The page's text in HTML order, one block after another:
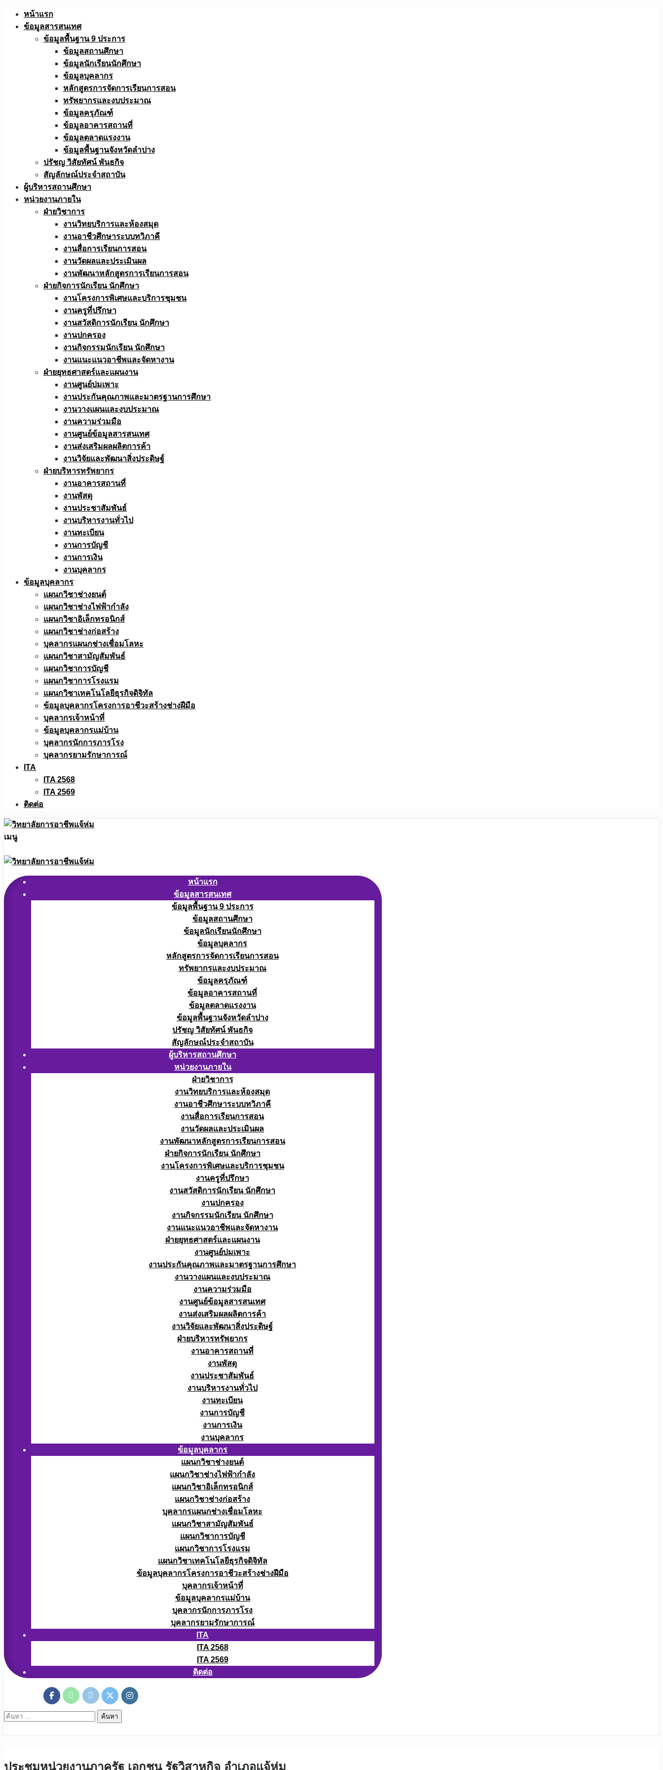
Skip
หน้าแรก
ข้อมูลสารสนเทศ
ข้อมูลพื้นฐาน 9 ประการ
ข้อมูลสถานศึกษา
ข้อมูลนักเรียนนักศึกษา
ข้อมูลบุคลากร
หลักสูตรการจัดการเรียนการสอน
ทรัพยากรและงบประมาณ
ข้อมูลครุภัณฑ์
ข้อมูลอาคารสถานที่
ข้อมูลตลาดแรงงาน
ข้อมูลพื้นฐานจังหวัดลำปาง
ปรัชญ วิสัยทัศน์ พันธกิจ
สัญลักษณ์ประจำสถาบัน
ผู้บริหารสถานศึกษา
หน่วยงานภายใน
ฝ่ายวิชาการ
งานวิทยบริการและห้องสมุด
งานอาชีวศึกษาระบบทวิภาคี
งานสื่อการเรียนการสอน
งานวัดผลและประเมินผล
งานพัฒนาหลักสูตรการเรียนการสอน
ฝ่ายกิจการนักเรียน นักศึกษา
งานโครงการพิเศษและบริการชุมชน
งานครูที่ปรึกษา
งานสวัสดิการนักเรียน นักศึกษา
งานปกครอง
งานกิจกรรมนักเรียน นักศึกษา
งานแนะแนวอาชีพและจัดหางาน
ฝ่ายยุทธศาสตร์และแผนงาน
งานศูนย์บ่มเพาะ
งานประกันคุณภาพและมาตรฐานการศึกษา
งานวางแผนและงบประมาณ
งานความร่วมมือ
งานศูนย์ข้อมูลสารสนเทศ
งานส่งเสริมผลผลิตการค้า
งานวิจัยและพัฒนาสิ่งประดิษฐ์
ฝ่ายบริหารทรัพยากร
งานอาคารสถานที่
งานพัสดุ
งานประชาสัมพันธ์
งานบริหารงานทั่วไป
งานทะเบียน
งานการบัญชี
งานการเงิน
งานบุคลากร
ข้อมูลบุคลากร
แผนกวิชาช่างยนต์
แผนกวิชาช่างไฟฟ้ากำลัง
แผนกวิชาอิเล็กทรอนิกส์
แผนกวิชาช่างก่อสร้าง
บุคลากรแผนกช่างเชื่อมโลหะ
แผนกวิชาสามัญสัมพันธ์
แผนกวิชาการบัญชี
แผนกวิชาการโรงแรม
แผนกวิชาเทคโนโลยีธุรกิจดิจิทัล
ข้อมูลบุคลากรโครงการอาชีวะสร้างช่างฝีมือ
บุคลากรเจ้าหน้าที่
ข้อมูลบุคลากรแม่บ้าน
บุคลากรนักการภารโรง
บุคลากรยามรักษาการณ์
ITA
ITA 2568
ITA 2569
ติดต่อ
เมนู
หน้าแรก
ข้อมูลสารสนเทศ
ข้อมูลพื้นฐาน 9 ประการ
ข้อมูลสถานศึกษา
ข้อมูลนักเรียนนักศึกษา
ข้อมูลบุคลากร
หลักสูตรการจัดการเรียนการสอน
ทรัพยากรและงบประมาณ
ข้อมูลครุภัณฑ์
ข้อมูลอาคารสถานที่
ข้อมูลตลาดแรงงาน
ข้อมูลพื้นฐานจังหวัดลำปาง
ปรัชญ วิสัยทัศน์ พันธกิจ
สัญลักษณ์ประจำสถาบัน
ผู้บริหารสถานศึกษา
หน่วยงานภายใน
ฝ่ายวิชาการ
งานวิทยบริการและห้องสมุด
งานอาชีวศึกษาระบบทวิภาคี
งานสื่อการเรียนการสอน
งานวัดผลและประเมินผล
งานพัฒนาหลักสูตรการเรียนการสอน
ฝ่ายกิจการนักเรียน นักศึกษา
งานโครงการพิเศษและบริการชุมชน
งานครูที่ปรึกษา
งานสวัสดิการนักเรียน นักศึกษา
งานปกครอง
งานกิจกรรมนักเรียน นักศึกษา
งานแนะแนวอาชีพและจัดหางาน
ฝ่ายยุทธศาสตร์และแผนงาน
งานศูนย์บ่มเพาะ
งานประกันคุณภาพและมาตรฐานการศึกษา
งานวางแผนและงบประมาณ
งานความร่วมมือ
งานศูนย์ข้อมูลสารสนเทศ
งานส่งเสริมผลผลิตการค้า
งานวิจัยและพัฒนาสิ่งประดิษฐ์
ฝ่ายบริหารทรัพยากร
งานอาคารสถานที่
งานพัสดุ
งานประชาสัมพันธ์
งานบริหารงานทั่วไป
งานทะเบียน
งานการบัญชี
งานการเงิน
งานบุคลากร
ข้อมูลบุคลากร
แผนกวิชาช่างยนต์
แผนกวิชาช่างไฟฟ้ากำลัง
แผนกวิชาอิเล็กทรอนิกส์
แผนกวิชาช่างก่อสร้าง
บุคลากรแผนกช่างเชื่อมโลหะ
แผนกวิชาสามัญสัมพันธ์
แผนกวิชาการบัญชี
แผนกวิชาการโรงแรม
แผนกวิชาเทคโนโลยีธุรกิจดิจิทัล
ข้อมูลบุคลากรโครงการอาชีวะสร้างช่างฝีมือ
บุคลากรเจ้าหน้าที่
ข้อมูลบุคลากรแม่บ้าน
บุคลากรนักการภารโรง
บุคลากรยามรักษาการณ์
ITA
ITA 2568
ITA 2569
ติดต่อ
ค้นหา
ประชุมหน่วยงานภาครัฐ เอกชน รัฐวิสาหกิจ อำเภอแจ้ห่ม